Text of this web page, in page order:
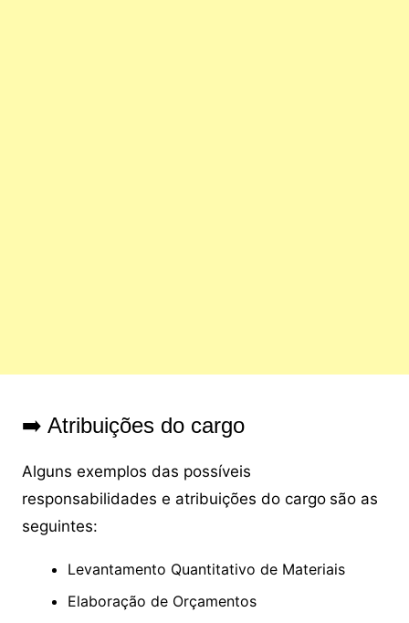
➡️ Atribuições do cargo
Alguns exemplos das possíveis
responsabilidades e atribuições do cargo são as
seguintes:
Levantamento Quantitativo de Materiais
Elaboração de Orçamentos